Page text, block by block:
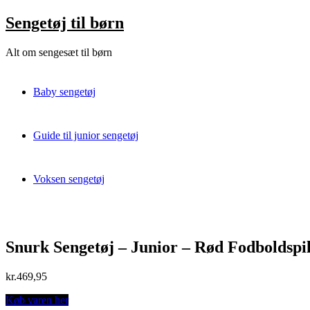
Skip
to
Sengetøj til børn
Alt om sengesæt til børn
Baby sengetøj
Guide til junior sengetøj
Voksen sengetøj
Snurk Sengetøj – Junior – Rød
kr.469,95
Køb varen her